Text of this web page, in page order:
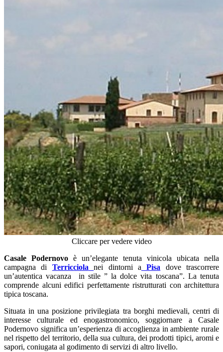
Cliccare per vedere video
Casale Podernovo è un’elegante tenuta vinicola ubicata nella
campagna di Terricciola nei dintorni a Pisa dove trascorrere
un’autentica vacanza in stile ” la dolce vita toscana”. La tenuta
comprende alcuni edifici perfettamente ristrutturati con architettura
tipica toscana.
Situata in una posizione privilegiata tra borghi medievali, centri di
interesse culturale ed enogastronomico, soggiornare a Casale
Podernovo significa un’esperienza di accoglienza in ambiente rurale
nel rispetto del territorio, della sua cultura, dei prodotti tipici, aromi e
sapori, coniugata al godimento di servizi di altro livello.